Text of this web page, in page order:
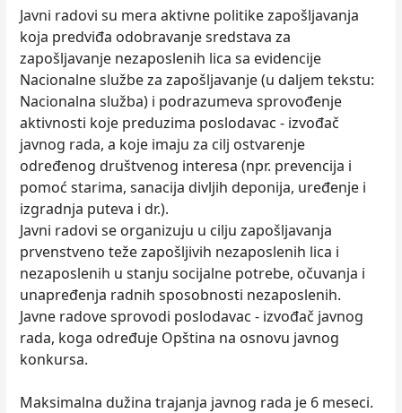
Javni radovi su mera aktivne politike zapošljavanja
koja predviđa odobravanje sredstava za
zapošljavanje nezaposlenih lica sa evidencije
Nacionalne službe za zapošljavanje (u daljem tekstu:
Nacionalna služba) i podrazumeva sprovođenje
aktivnosti koje preduzima poslodavac - izvođač
javnog rada, a koje imaju za cilj ostvarenje
određenog društvenog interesa (npr. prevencija i
pomoć starima, sanacija divljih deponija, uređenje i
izgradnja puteva i dr.).
Javni radovi se organizuju u cilju zapošljavanja
prvenstveno teže zapošljivih nezaposlenih lica i
nezaposlenih u stanju socijalne potrebe, očuvanja i
unapređenja radnih sposobnosti nezaposlenih.
Javne radove sprovodi poslodavac - izvođač javnog
rada, koga određuje Opština na osnovu javnog
konkursa.
Maksimalna dužina trajanja javnog rada je 6 meseci.